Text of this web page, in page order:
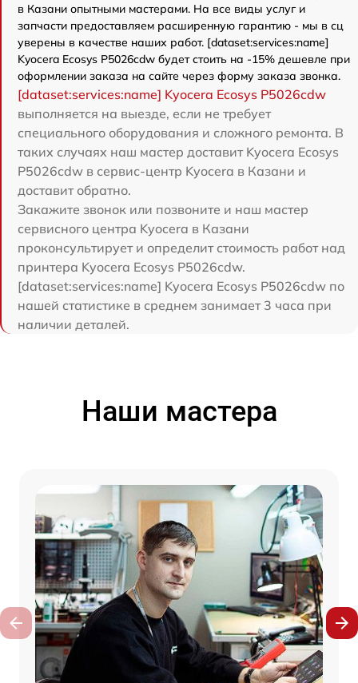
в Казани опытными мастерами. На все виды услуг и
запчасти предоставляем расширенную гарантию - мы в сц
уверены в качестве наших работ. [dataset:services:name]
Kyocera Ecosys P5026cdw будет стоить на -15% дешевле при
оформлении заказа на сайте через форму заказа звонка.
[dataset:services:name] Kyocera Ecosys P5026cdw
выполняется на выезде, если не требует
специального оборудования и сложного ремонта. В
таких случаях наш мастер доставит Kyocera Ecosys
P5026cdw в сервис-центр Kyocera в Казани и
доставит обратно.
Закажите звонок или позвоните и наш мастер
сервисного центра Kyocera в Казани
проконсультирует и определит стоимость работ над
принтера Kyocera Ecosys P5026cdw.
[dataset:services:name] Kyocera Ecosys P5026cdw по
нашей статистике в среднем занимает 3 часа при
наличии деталей.
Наши мастера